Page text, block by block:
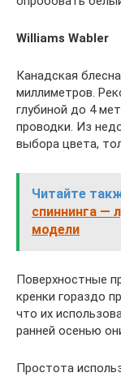
Williams Wabler
Канадская
миллиметров.
глубиной до 4
проводки. Из
выбора цвета,
Читайте
спиннинга —
модели
Поверхностные
кренки гораздо
что их
ранней осенью
Простота